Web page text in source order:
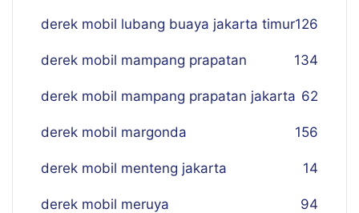
derek mobil lubang buaya jakarta timur126
derek mobil mampang prapatan 134
derek mobil mampang prapatan jakarta 62
derek mobil margonda 156
derek mobil menteng jakarta 14
derek mobil meruya 94